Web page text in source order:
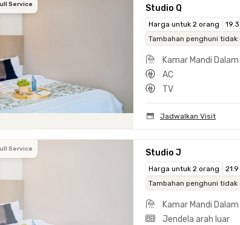
Service Studio Q
Harga untuk 2 orang
Tambahan penghuni tidak
Kamar Mandi Dalam
AC
TV
Jadwalkan Visit
Service Studio J
Harga untuk 2 orang
21.9
Tambahan penghuni tidak
Kamar Mandi Dalam
Jendela arah luar